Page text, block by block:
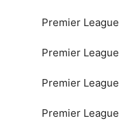
Premier League
Premier League
Premier League
Premier League